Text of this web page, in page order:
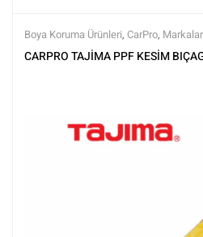
Boya Koruma Ürünleri, CarPro, Markalar
Kaplama Ürünleri,Tüm Ürünler,Tüm
CARPRO TAJİMA PPF KESİM